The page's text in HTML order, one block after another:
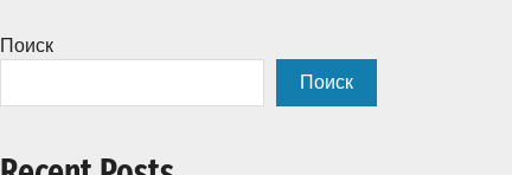
Поиск
Поиск